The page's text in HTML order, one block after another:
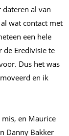
dateren al van
wat contact met
een hele
de Eredivisie te
Dus het was
en ik
en Maurice
Danny Bakker